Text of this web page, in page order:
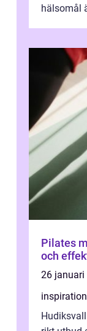
hälsomål
Pilates maskiner
och
26 januari
inspiration